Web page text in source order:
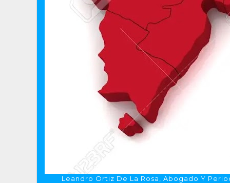
Leandro Ortiz De La Rosa, Abogado Y